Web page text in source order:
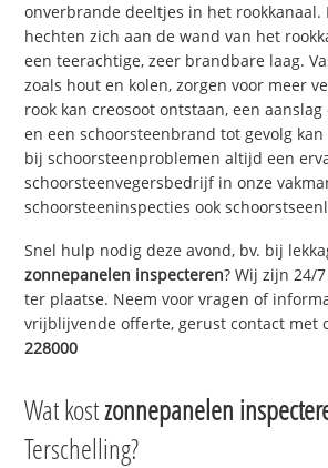
onverbrande deeltjes in het rookkanaal.
hechten zich aan de wand van het
een teerachtige, zeer brandbare laag.
zoals hout en kolen, zorgen voor meer
rook kan creosoot ontstaan, een
en een schoorsteenbrand tot gevolg kan
bij schoorsteenproblemen altijd een
schoorsteenvegersbedrijf in onze
schoorsteeninspecties ook
Snel hulp nodig deze avond, bv. bij
zonnepanelen inspecteren? Wij zijn 24/
ter plaatse. Neem voor vragen of
vrijblijvende offerte, gerust contact met
228000
Wat kostzonnepanelen
Terschelling?